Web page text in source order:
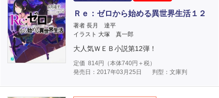
Ｒｅ：ゼロから始める異世界生活１２
著者 長月 達平
イラスト 大塚 真一郎
大人気ＷＥＢ小説第12弾！
定価 814円（本体740円＋税）
発売日：2017年03月25日
判型：文庫判